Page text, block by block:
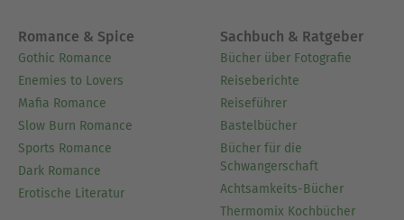
Romance & Spice
Gothic Romance
Enemies to Lovers
Mafia Romance
Slow Burn Romance
Sports Romance
Dark Romance
Erotische Literatur
Sachbuch & Ratgeber
Bücher über Fotografie
Reiseberichte
Reiseführer
Bastelbücher
Bücher für die
Schwangerschaft
Achtsamkeits-Bücher
Thermomix Kochbücher